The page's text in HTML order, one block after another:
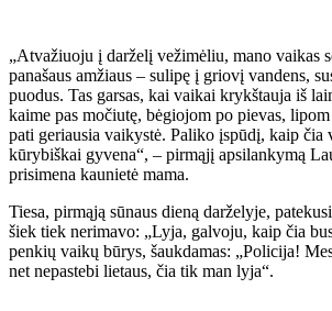
„Atvažiuoju į darželį vežimėliu, mano vaikas
panašaus amžiaus – sulipę į griovį vandens,
puodus. Tas garsas, kai vaikai krykštauja iš
kaime pas močiutę, bėgiojom po pievas,
pati geriausia vaikystė. Paliko įspūdį, kaip čia
kūrybiškai gyvena“, – pirmąjį apsilankymą
prisimena kaunietė mama.
Tiesa, pirmąją sūnaus dieną darželyje,
šiek tiek nerimavo: „Lyja, galvoju, kaip čia
penkių vaikų būrys, šaukdamas: „Policija!
net nepastebi lietaus, čia tik man lyja“.